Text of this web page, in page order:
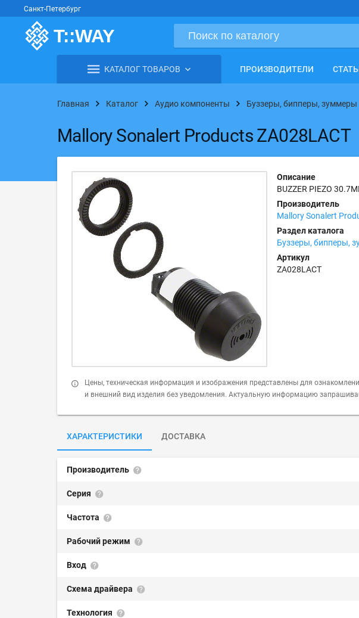
Санкт-Петербург
КАТАЛОГ ТОВАРОВ ПРОИЗВОДИТЕЛИ
Главная Каталог Аудио компоненты Буззеры, бипперы, зуммеры
Mallory Sonalert Products ZA028LACT
Описание
BUZZER PIEZO
Производитель
Mallory Sonalert
Раздел каталога
Буззеры, бипперы,
Артикул
ZA028LACT
Цены, техническая информация и изображения представлены для
и внешний вид изделия без уведомления. Актуальную информацию
ХАРАКТЕРИСТИКИ ДОСТАВКА
Производитель
Серия
Частота
Рабочий режим
Вход
Схема драйвера
Технология